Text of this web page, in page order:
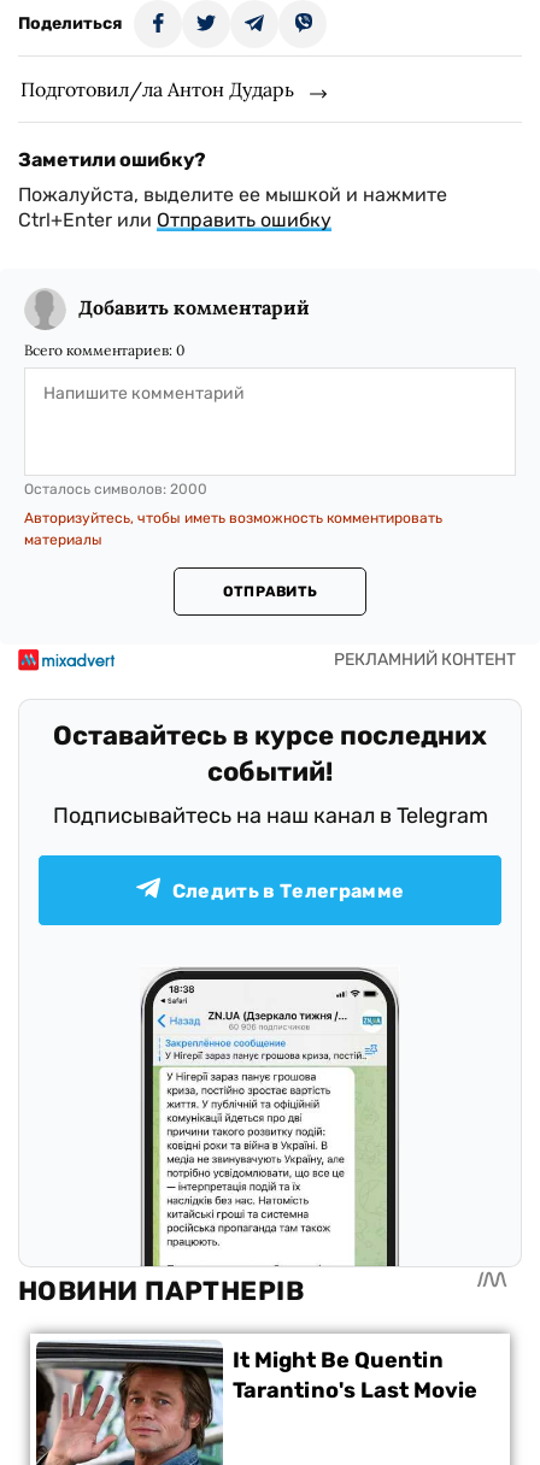
Поделиться
Подготовил/ла Антон Дударь
Заметили ошибку?
Пожалуйста, выделите ее мышкой и нажмите
Ctrl+Enter или Отправить ошибку
Добавить комментарий
Всего комментариев: 0
Осталось символов: 2000
Авторизуйтесь, чтобы иметь возможность комментировать
материалы
ОТПРАВИТЬ
Оставайтесь в курсе последних
событий!
Подписывайтесь на наш канал в Telegram
Следить в Телеграмме